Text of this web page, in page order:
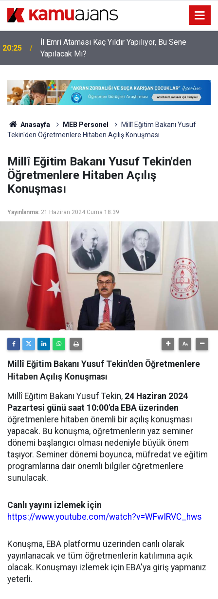
20:25
İl Emri Ataması Kaç Yıldır Yapılıyor, Bu Sene
Yapılacak Mı?
Anasayfa MEB Personel
Millî Eğitim Bakanı Yusuf
Tekin'den Öğretmenlere Hitaben Açılış Konuşması
Millî Eğitim Bakanı Yusuf Tekin'den
Öğretmenlere Hitaben Açılış
Konuşması
Yayınlanma: 21 Haziran 2024 Cuma 18:39
Millî Eğitim Bakanı Yusuf Tekin'den Öğretmenlere
Hitaben Açılış Konuşması
Millî Eğitim Bakanı Yusuf Tekin, 24 Haziran 2024
Pazartesi günü saat 10:00'da EBA üzerinden
öğretmenlere hitaben önemli bir açılış konuşması
yapacak. Bu konuşma, öğretmenlerin yaz seminer
dönemi başlangıcı olması nedeniyle büyük önem
taşıyor. Seminer dönemi boyunca, müfredat ve eğitim
programlarına dair önemli bilgiler öğretmenlere
sunulacak.
Canlı yayını izlemek için
https://www.youtube.com/watch?v=WFwIRVC_hws
Konuşma, EBA platformu üzerinden canlı olarak
yayınlanacak ve tüm öğretmenlerin katılımına açık
olacak. Konuşmayı izlemek için EBA'ya giriş yapmanız
yeterli.